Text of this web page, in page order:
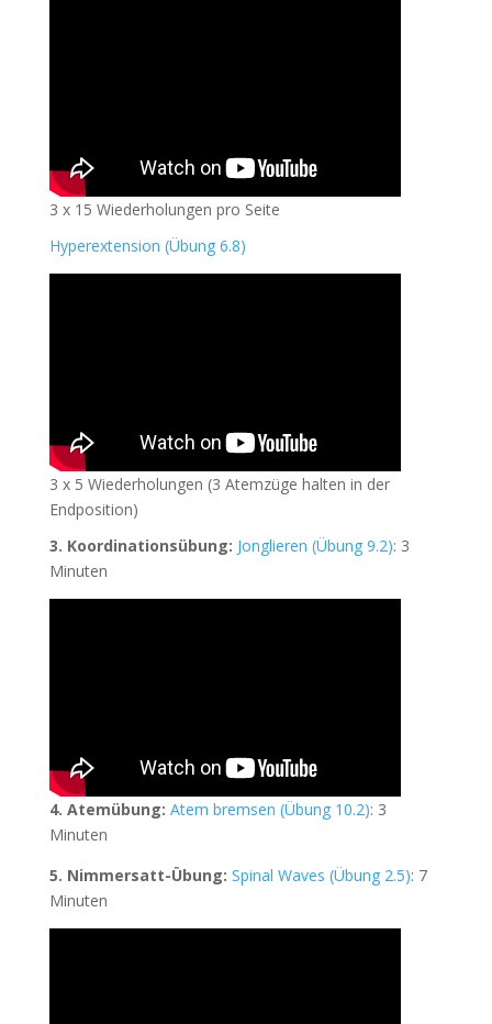
3 x 15 Wiederholungen pro Seite
Hyperextension (Übung 6.8)
3 x 5 Wiederholungen (3 Atemzüge halten in der
Endposition)
3. Koordinationsübung: Jonglieren (Übung 9.2): 3
Minuten
4. Atemübung: Atem bremsen (Übung 10.2): 3
Minuten
5. Nimmersatt-Übung: Spinal Waves (Übung 2.5): 7
Minuten